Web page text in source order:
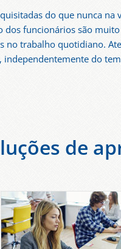
do que nunca
dos funcionários são
trabalho quotidiano.
do
de